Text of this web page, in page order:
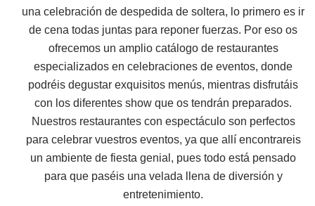
una celebración de despedida de soltera, lo primero es ir
de cena todas juntas para reponer fuerzas. Por eso os
ofrecemos un amplio catálogo de restaurantes
especializados en celebraciones de eventos, donde
podréis degustar exquisitos menús, mientras disfrutáis
con los diferentes show que os tendrán preparados.
Nuestros restaurantes con espectáculo son perfectos
para celebrar vuestros eventos, ya que allí encontrareis
un ambiente de fiesta genial, pues todo está pensado
para que paséis una velada llena de diversión y
entretenimiento.